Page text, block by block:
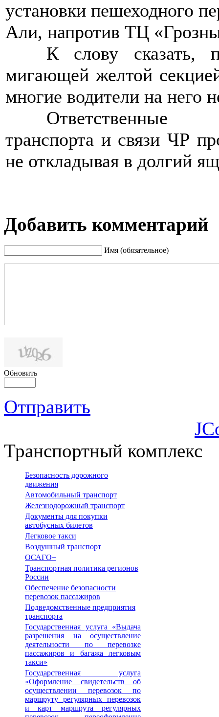
установки пешеходного
Али, напротив ТЦ
К слову сказать,
мигающей желтой
многие водители на него
Ответственные
транспорта и связи ЧР
не откладывая в долгий
Добавить комментарий
Имя (обязательное)
Обновить
Отправить
Транспортный комплекс
Безопасность дорожного
движения
Автомобильный транспорт
Железнодорожный транспорт
Документы для покупки
автобусных билетов
Легковое такси
Воздушный транспорт
ОСАГО+
Транспортная политика регионов
России
Обеспечение безопасности
перевозок пассажиров
Подведомственные предприятия
транспорта
Государственная услуга «Выдача
разрешения на осуществление
деятельности по перевозке
пассажиров и багажа легковым
такси»
Государственная услуга
«Оформление свидетельств об
осуществлении перевозок по
маршруту регулярных перевозок
и карт маршрута регулярных